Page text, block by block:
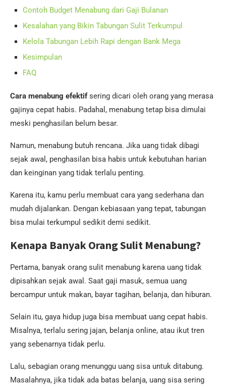
Contoh Budget Menabung dari Gaji Bulanan
Kesalahan yang Bikin Tabungan Sulit Terkumpul
Kelola Tabungan Lebih Rapi dengan Bank Mega
Kesimpulan
FAQ
Cara menabung efektifsering dicari oleh orang yang merasa
gajinya cepat habis. Padahal, menabung tetap bisa dimulai
meski penghasilan belum besar.
Namun, menabung butuh rencana. Jika uang tidak dibagi
sejak awal, penghasilan bisa habis untuk kebutuhan harian
dan keinginan yang tidak terlalu penting.
Karena itu, kamu perlu membuat cara yang sederhana dan
mudah dijalankan. Dengan kebiasaan yang tepat, tabungan
bisa mulai terkumpul sedikit demi sedikit.
Kenapa Banyak Orang Sulit Menabung?
Pertama, banyak orang sulit menabung karena uang tidak
dipisahkan sejak awal. Saat gaji masuk, semua uang
bercampur untuk makan, bayar tagihan, belanja, dan hiburan.
Selain itu, gaya hidup juga bisa membuat uang cepat habis.
Misalnya, terlalu sering jajan, belanja online, atau ikut tren
yang sebenarnya tidak perlu.
Lalu, sebagian orang menunggu uang sisa untuk ditabung.
Masalahnya, jika tidak ada batas belanja, uang sisa sering